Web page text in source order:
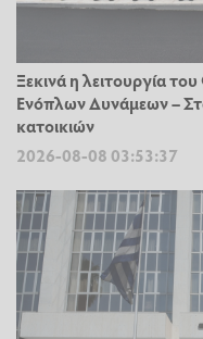
Ξεκινά η λειτουργία
Ενόπλων Δυνάμεων –
κατοικιών
2026-08-08 03:53:37